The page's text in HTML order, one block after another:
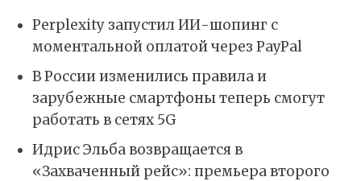
Perplexity запустил ИИ-шопинг с
моментальной оплатой через PayPal
В России изменились правила и
зарубежные смартфоны теперь смогут
работать в сетях 5G
Идрис Эльба возвращается в
«Захваченный рейс»: премьера второго